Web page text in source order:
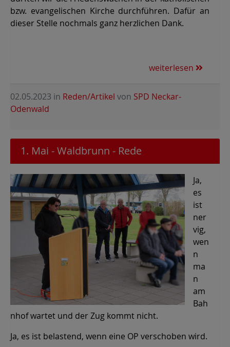
bzw. evangelischen Kirche durchführen. Dafür an
dieser Stelle nochmals ganz herzlichen Dank.
weiterlesen
02.05.2023 in Reden/Artikel von SPD Neckar-
Odenwald
1. Mai - Waldbrunn - Rede
Ja,
es
ist
ner
vig,
wen
n
ma
n
am
Bah
nhof wartet und der Zug kommt nicht.
Ja, es ist belastend, wenn eine OP verschoben wird.